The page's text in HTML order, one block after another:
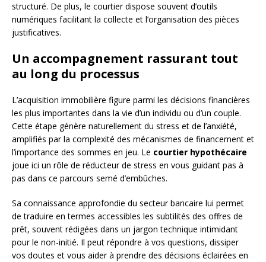
structuré. De plus, le courtier dispose souvent d’outils
numériques facilitant la collecte et l’organisation des pièces
justificatives.
Un accompagnement rassurant tout
au long du processus
L’acquisition immobilière figure parmi les décisions financières
les plus importantes dans la vie d’un individu ou d’un couple.
Cette étape génère naturellement du stress et de l’anxiété,
amplifiés par la complexité des mécanismes de financement et
l’importance des sommes en jeu. Le courtier hypothécaire
joue ici un rôle de réducteur de stress en vous guidant pas à
pas dans ce parcours semé d’embûches.
Sa connaissance approfondie du secteur bancaire lui permet
de traduire en termes accessibles les subtilités des offres de
prêt, souvent rédigées dans un jargon technique intimidant
pour le non-initié. Il peut répondre à vos questions, dissiper
vos doutes et vous aider à prendre des décisions éclairées en